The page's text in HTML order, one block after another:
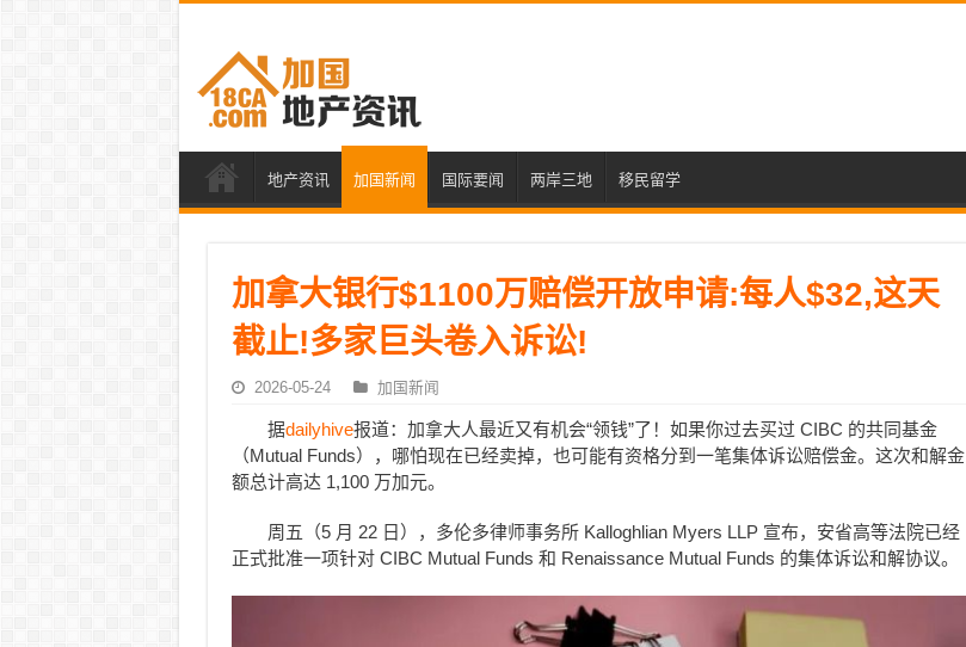
地产资讯 加国新闻 国际要闻 两岸三地 移民留学
加拿大银行$1100万赔偿开放申请:每人$32,这天
截止!多家巨头卷入诉讼!
2026-05-24 加国新闻
据dailyhive报道：加拿大人最近又有机会“领钱”了！如果你过去买过 CIBC 的共同基金
（Mutual Funds），哪怕现在已经卖掉，也可能有资格分到一笔集体诉讼赔偿金。这次和解金
额总计高达 1,100 万加元。
周五（5 月 22 日），多伦多律师事务所 Kalloghlian Myers LLP 宣布，安省高等法院已经
正式批准一项针对 CIBC Mutual Funds 和 Renaissance Mutual Funds 的集体诉讼和解协议。